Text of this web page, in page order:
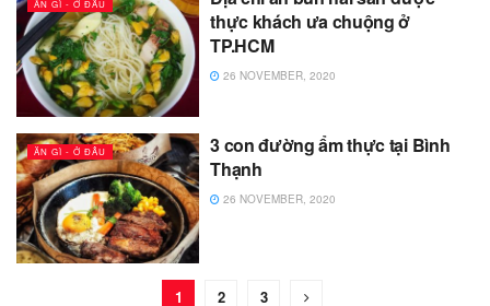
ĂN GÌ - Ở ĐÂU
thực khách ưa chuộng ở
TP.HCM
26 NOVEMBER, 2020
ĂN GÌ - Ở ĐÂU
3 con đường ẩm thực tại Bình
Thạnh
26 NOVEMBER, 2020
1 2 3